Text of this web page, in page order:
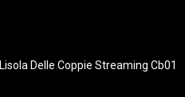
Lisola Delle Coppie Streaming Cb01